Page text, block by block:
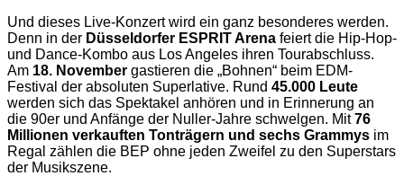
Und dieses Live-Konzert wird ein ganz besonderes werden.
Denn in der Düsseldorfer ESPRIT Arena feiert die Hip-Hop-
und Dance-Kombo aus Los Angeles ihren Tourabschluss.
Am 18. November gastieren die „Bohnen“ beim EDM-
Festival der absoluten Superlative. Rund 45.000 Leute
werden sich das Spektakel anhören und in Erinnerung an
die 90er und Anfänge der Nuller-Jahre schwelgen. Mit76
Millionen verkauften Tonträgern und sechs Grammys im
Regal zählen die BEP ohne jeden Zweifel zu den Superstars
der Musikszene.